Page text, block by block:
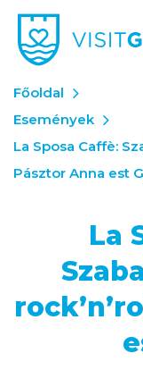
Főoldal
Események
La Sposa Caffè:
Pásztor Anna est
La